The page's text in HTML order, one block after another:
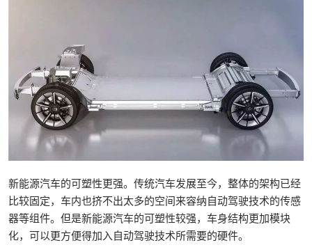
新能源汽车的可塑性更强。传统汽车发展至今，整体的架构已经
比较固定，车内也挤不出太多的空间来容纳自动驾驶技术的传感
器等组件。但是新能源汽车的可塑性较强，车身结构更加模块
化，可以更方便得加入自动驾驶技术所需要的硬件。